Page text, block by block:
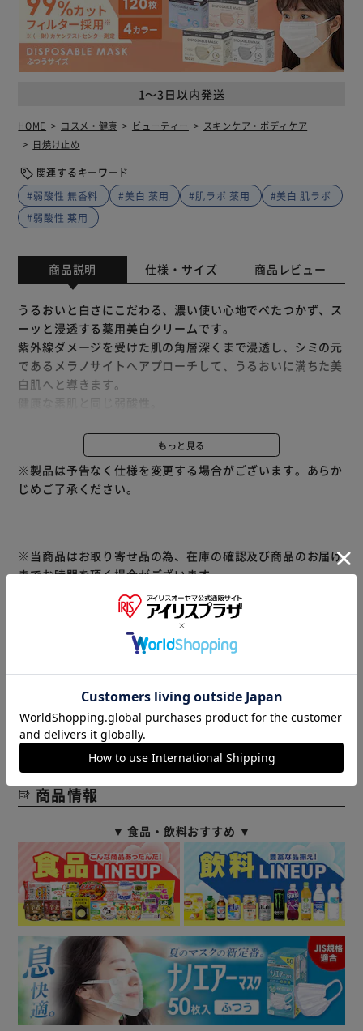
1～3日以内発送
HOME コスメ・健康 ビューティー
スキンケア・ボディケア
日焼け止め
関連するキーワード
#弱酸性 無香料
#美白 薬用 #肌ラボ 薬用
#美白 肌ラボ
#弱酸性 薬用
商品説明 仕様・サイズ 商品レビュー
うるおいと白さにこだわる、濃い使い心地でべたつかず、ス
ーッと浸透する薬用美白クリームです。
紫外線ダメージを受けた肌の角層深くまで浸透し、シミの元
であるメラノサイトへアプローチして、うるおいに満ちた美
白肌へと導きます。
ー、アルコール(エタノール)フリー、パラベンフリー。
※リニューアルに伴い、パッケージ・内容等予告なく変更す
る場合がございます。予めご了承ください。
もっと見る
※製品は予告なく仕様を変更する場合がございます。あらか
じめご了承ください。
※当商品はお取り寄せ品の為、在庫の確認及び商品のお届け
までお時間を頂く場合がございます。
また、商品がメーカーにて完売となっていた場合、キャンセ
ル又は注文内容の変更をお願いいたしております。
予めご了承くださいますようお願いいたします。
商品はアイリスプラザがセレクトしたオススメ商品です。
数量限定商品はご注文が完了しても完売になる場合がござい
ます。ご注文をいただいた後にお断りさせていただく場合が
ございますのでなにとぞご了承ください。
商品情報
▼ 食品・飲料おすすめ ▼